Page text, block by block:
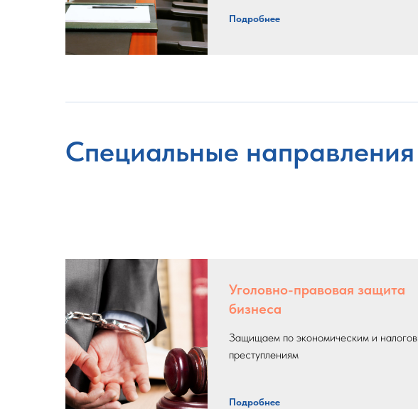
Подробнее
Специальные направления
Уголовно-правовая защита
бизнеса
Защищаем по экономическим и
преступлениям
Подробнее